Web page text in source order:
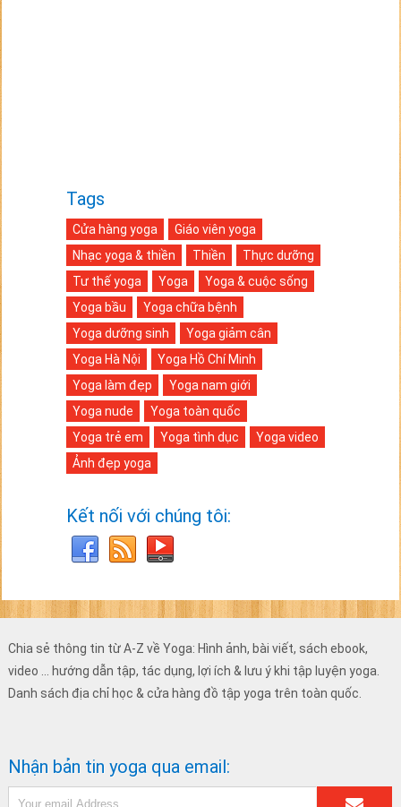
Tags
Cửa hàng yoga
Giáo viên yoga
Nhạc yoga & thiền
Thiền
Thực dưỡng
Tư thế yoga
Yoga
Yoga & cuộc sống
Yoga bầu
Yoga chữa bệnh
Yoga dưỡng sinh
Yoga giảm cân
Yoga Hà Nội
Yoga Hồ Chí Minh
Yoga làm đẹp
Yoga nam giới
Yoga nude
Yoga toàn quốc
Yoga trẻ em
Yoga tình dục
Yoga video
Ảnh đẹp yoga
Kết nối với chúng tôi:
Chia sẻ thông tin từ A-Z về Yoga: Hình ảnh, bài viết, sách ebook,
video ... hướng dẫn tập, tác dụng, lợi ích & lưu ý khi tập luyện yoga.
Danh sách địa chỉ học & cửa hàng đồ tập yoga trên toàn quốc.
Nhận bản tin yoga qua email: